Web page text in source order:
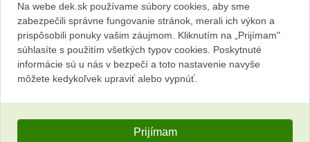
Vetranie
vykurovaných
miestností
*** **
*** Výborný ** Dobrý * Prijateľný
Na malé stavby s elektrickým, na veľké
Na webe dek.sk používame súbory cookies, aby sme
zabezpečili správne fungovanie stránok, merali ich výkon a
prispôsobili ponuky vašim záujmom. Kliknutím na „Prijímam"
súhlasíte s použitím všetkých typov cookies. Poskytnuté
informácie sú u nás v bezpečí a toto nastavenie navyše
môžete kedykoľvek upraviť alebo vypnúť.
Prijímam